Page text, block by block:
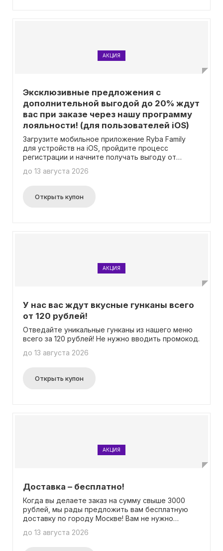
АКЦИЯ
Эксклюзивные предложения с
дополнительной выгодой до 20% ждут
вас при заказе через нашу программу
лояльности! (для пользователей iOS)
Загрузите мобильное приложение Ryba Family
для устройств на iOS, пройдите процесс
регистрации и начните получать выгоду от
будет приносить вам 5% бонусных баллов.
будете накапливать деньги с каждой покупкой.
Накопленные бонусы позволят вам оплатить до
пользоваться этим удобным сервисом. Ввод
промокода не требуется, все бонусы будут
до 13 августа 2026
Открыть купон
АКЦИЯ
У нас вас ждут вкусные гунканы всего
от 120 рублей!
Отведайте уникальные гунканы из нашего меню
всего за 120 рублей! Не нужно вводить промокод.
до 13 августа 2026
Открыть купон
АКЦИЯ
Доставка – бесплатно!
Когда вы делаете заказ на сумму свыше 3000
рублей, мы рады предложить вам бесплатную
доставку по городу Москве! Вам не нужно
предложением.
до 13 августа 2026